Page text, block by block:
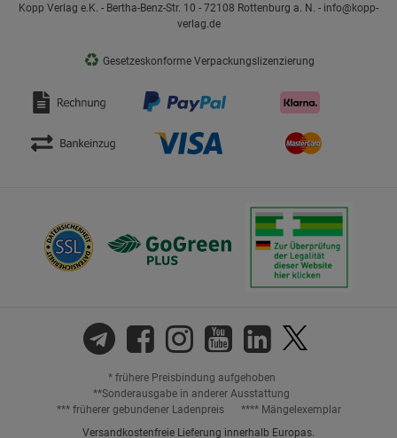
Kopp Verlag e.K. - Bertha-Benz-Str. 10 - 72108 Rottenburg a. N. - info@kopp-
verlag.de
♻ Gesetzeskonforme Verpackungslizenzierung
* frühere Preisbindung aufgehoben
**Sonderausgabe in anderer Ausstattung
*** früherer gebundener Ladenpreis
**** Mängelexemplar
Versandkostenfreie Lieferung innerhalb Europas.